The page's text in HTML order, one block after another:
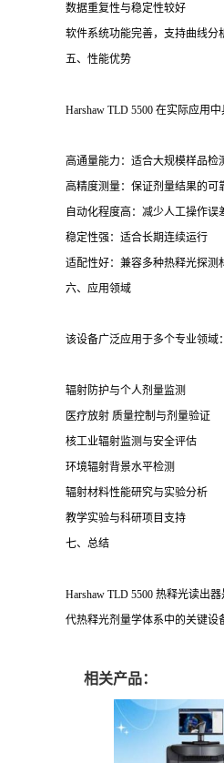
数据重复性与稳定性较好
软件系统功能完善，支持曲线分
五、性能优势
Harshaw TLD 5500 在实际应用中
高通量能力：适合大规模样品检
高精度测量：保证剂量结果的可
自动化程度高：减少人工操作误
稳定性强：适合长期连续运行
适配性好：兼容多种热释光探测
六、应用领域
该设备广泛应用于多个专业领域：
辐射防护与个人剂量监测
医疗放射 质量控制与剂量验证
核工业辐射监测与安全评估
环境辐射背景水平检测
辐射材料性能研究与实验分析
教学实验与科研项目支持
七、总结
Harshaw TLD 5500 热释光读出
代热释光剂量学体系中的关键设
相关产品：